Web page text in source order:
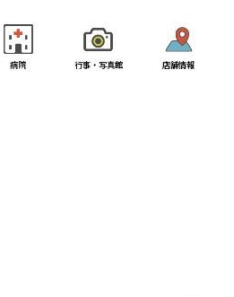
病院 行事・写真館 店舗情報